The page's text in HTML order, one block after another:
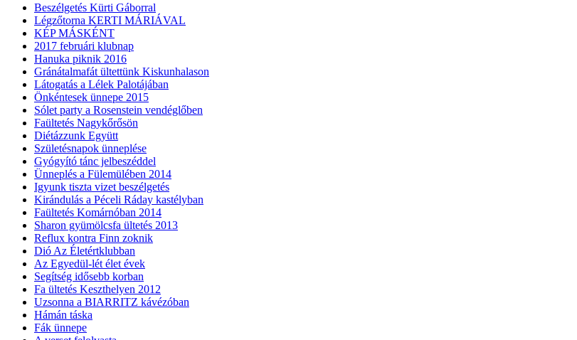
Beszélgetés Kürti Gáborral
Légzőtorna KERTI MÁRIÁVAL
KÉP MÁSKÉNT
2017 februári klubnap
Hanuka piknik 2016
Gránátalmafát ültettünk Kiskunhalason
Látogatás a Lélek Palotájában
Önkéntesek ünnepe 2015
Sólet party a Rosenstein vendéglőben
Faültetés Nagykőrősön
Diétázzunk Együtt
Születésnapok ünneplése
Gyógyító tánc jelbeszéddel
Ünneplés a Fülemülében 2014
Igyunk tiszta vizet beszélgetés
Kirándulás a Péceli Ráday kastélyban
Faültetés Komárnóban 2014
Sharon gyümölcsfa ültetés 2013
Reflux kontra Finn zoknik
Dió Az Életértklubban
Az Egyedül-lét élet évek
Segítség idősebb korban
Fa ültetés Keszthelyen 2012
Uzsonna a BIARRITZ kávézóban
Hámán táska
Fák ünnepe